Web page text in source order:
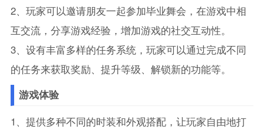
2、玩家可以邀请朋友一起参加毕业舞会，在游戏中相
互交流，分享游戏经验，增加游戏的社交互动性。
3、设有丰富多样的任务系统，玩家可以通过完成不同
的任务来获取奖励、提升等级、解锁新的功能等。
游戏体验
1、提供多种不同的时装和外观搭配，让玩家自由地打